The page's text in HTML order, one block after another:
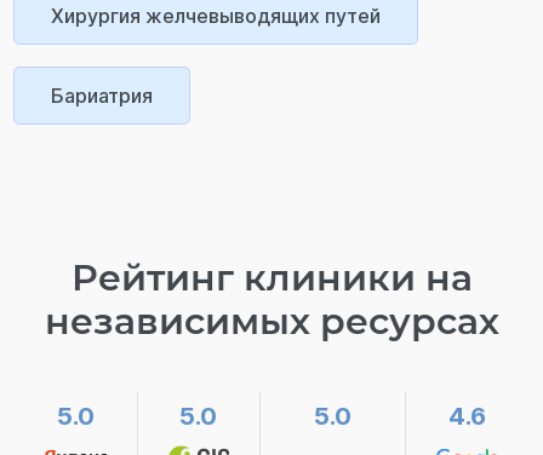
Хирургия желчевыводящих путей
Бариатрия
Рейтинг клиники на
независимых ресурсах
5.0 5.0 5.0 4.6